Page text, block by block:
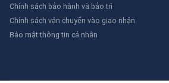
Chính sách bảo hành và bảo trì
Chính sách vận chuyển vào giao nhận
Bảo mật thông tin cá nhân